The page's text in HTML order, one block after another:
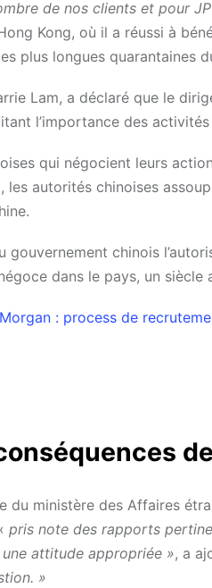
de nos clients et pour
Kong, où il a réussi à
plus longues quarantaines
Lam, a déclaré que le
l’importance des
qui négocient leurs
les autorités chinoises
gouvernement chinois
dans le pays, un
: process de
du ministère des Affaires
pris note des rapports
une attitude appropriée », a
»